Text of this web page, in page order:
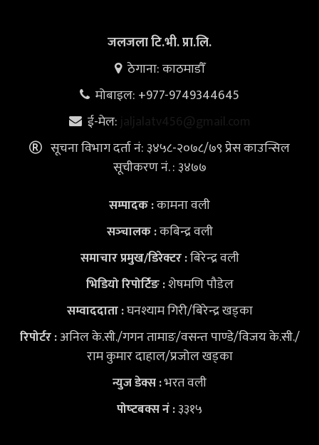
जलजला टि.भी. प्रा.लि.
ठेगाना: काठमाडौँ
मोबाइल: +977-9749344645
ई-मेल: jaljalatv456@gmail.com
सूचना विभाग दर्ता नं: ३४५८-२०७८/७९ प्रेस काउन्सिल
सूचीकरण नं. : ३४७७
सम्पादक :कामना वली
सञ्‍चालक :कबिन्द्र वली
समाचार प्रमुख/डिरेक्टर :बिरेन्द्र वली
भिडियोरिपोर्टिङ :शेषमणि पौडेल
सम्वाददाता :घनश्याम गिरी/बिरेन्द्र खड्का
रिपोर्टर :अनिल के.सी./गगन तामाङ/वसन्त पाण्डे/विजय के.सी./
राम कुमार दाहाल/प्रजोल खड्का
न्युज डेक्स:भरत वली
पोष्‍टबक्स नं :३३१५